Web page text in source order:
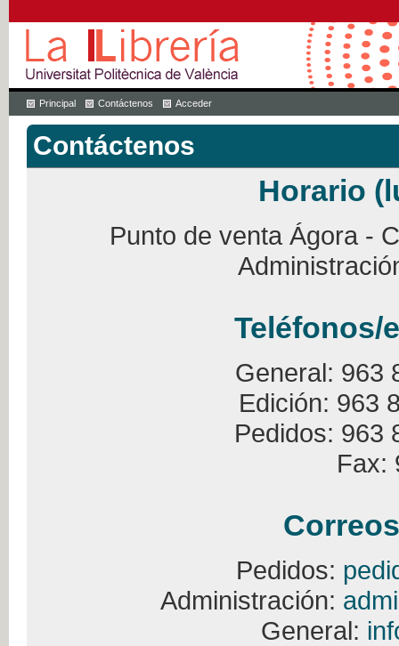
Principal Contáctenos Acceder
Contáctenos
Horario
Punto de venta Ágora -
Teléfonos/
General: 963
Edición: 963
Pedidos: 963
Fax:
Pedidos:
Administración:
General: